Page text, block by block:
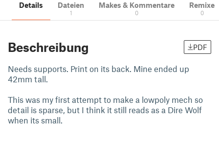
Details Dateien
1
Makes & Kommentare
0
Remixe
0
Beschreibung PDF
Needs supports. Print on its back. Mine ended up
42mm tall.
This was my first attempt to make a lowpoly mech so
detail is sparse, but I think it still reads as a Dire Wolf
when its small.